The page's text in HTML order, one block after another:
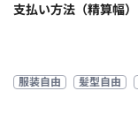
支払い方法（精算幅）
服装自由 髪型自由